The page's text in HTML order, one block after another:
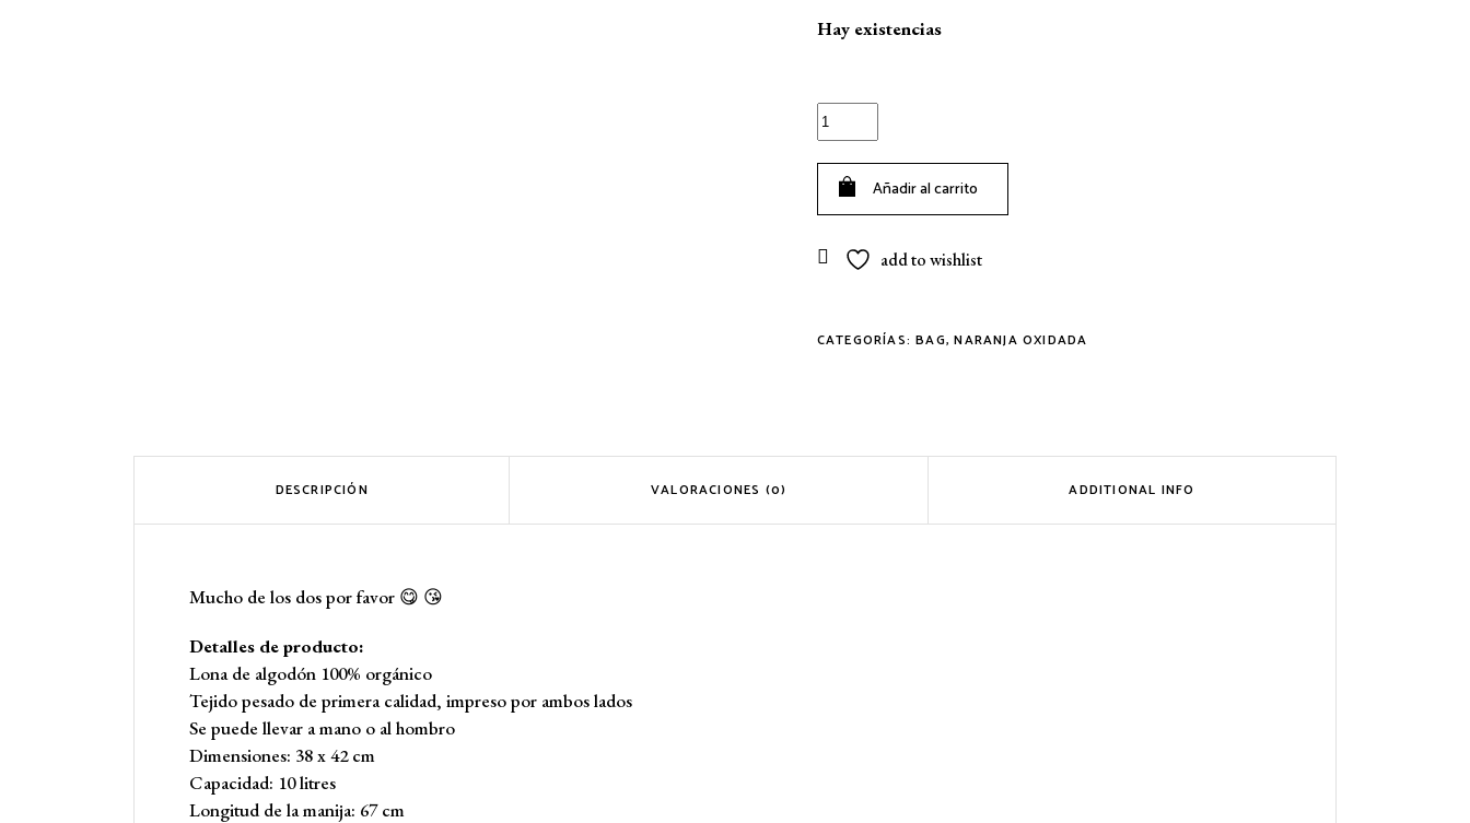
Hay existencias
Bolsa
sólida
-
Pizza
sin
queso
beso
cantidad
Añadir al carrito
add to wishlist
CATEGORÍAS:BAG,NARANJA OXIDADA
DESCRIPCIÓN VALORACIONES (0) ADDITIONAL INFO
Mucho de los dos por favor 😋 😘
Detalles de producto:
Lona de algodón 100% orgánico
Tejido pesado de primera calidad, impreso por ambos lados
Se puede llevar a mano o al hombro
Dimensiones: 38 x 42 cm
Capacidad: 10 litres
Longitud de la manija: 67 cm